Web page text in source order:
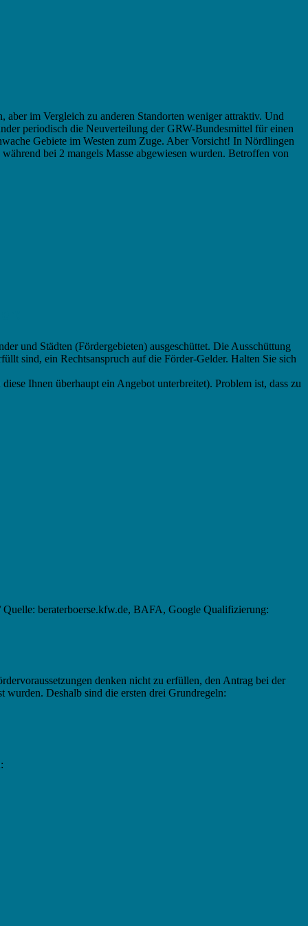
aber im Vergleich zu anderen Standorten weniger attraktiv. Und
periodisch die Neuverteilung der GRW-Bundesmittel für einen
Gebiete im Westen zum Zuge. Aber Vorsicht! In Nördlingen
bei 2 mangels Masse abgewiesen wurden. Betroffen von
und Städten (Fördergebieten) ausgeschüttet. Die Ausschüttung
sind, ein Rechtsanspruch auf die Förder-Gelder. Halten Sie sich
Ihnen überhaupt ein Angebot unterbreitet). Problem ist, dass zu
beraterboerse.kfw.de, BAFA, Google Qualifizierung:
denken nicht zu erfüllen, den Antrag bei der
wurden. Deshalb sind die ersten drei Grundregeln: